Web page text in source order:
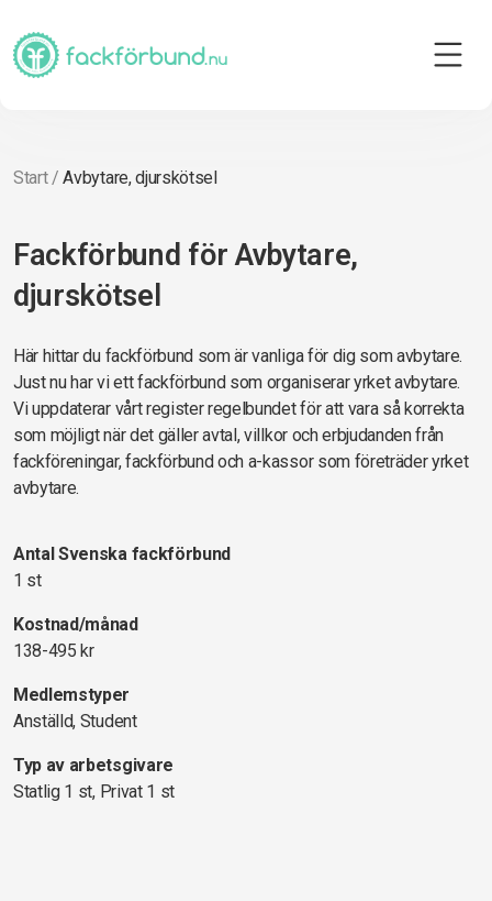
Start/Avbytare, djurskötsel
Fackförbund för Avbytare,
djurskötsel
Här hittar du fackförbund som är vanliga för dig som avbytare.
Just nu har vi ett fackförbund som organiserar yrket avbytare.
Vi uppdaterar vårt register regelbundet för att vara så korrekta
som möjligt när det gäller avtal, villkor och erbjudanden från
fackföreningar, fackförbund och a-kassor som företräder yrket
avbytare.
Antal Svenska fackförbund
1 st
Kostnad/månad
138-495 kr
Medlemstyper
Anställd, Student
Typ av arbetsgivare
Statlig 1 st, Privat 1 st